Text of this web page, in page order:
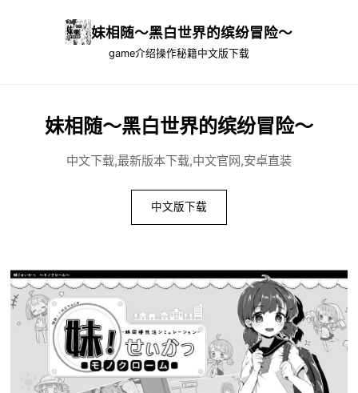
妹相随～黑白世界的缤纷冒险～
game介绍操作秘籍中文版下载
妹相随～黑白世界的缤纷冒险～
中文下载,最新版本下载,中文官网,安卓直装
中文版下载